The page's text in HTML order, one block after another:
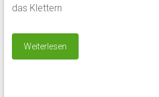
das Klettern
Weiterlesen